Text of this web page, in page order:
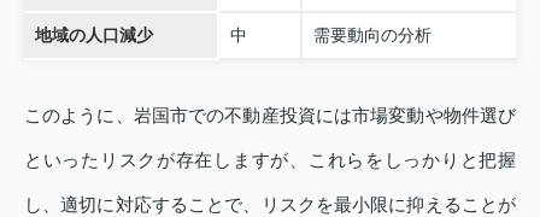
地域の人口減少 中 需要動向の分析
このように、岩国市での不動産投資には市場変動や物件選び
といったリスクが存在しますが、これらをしっかりと把握
し、適切に対応することで、リスクを最小限に抑えることが